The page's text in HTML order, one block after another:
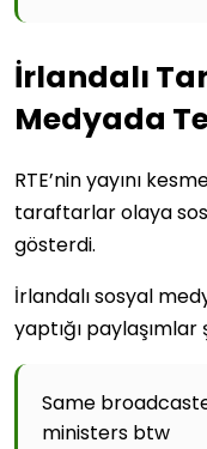
İrlandalı
Medyada
RTE’nin yayını
taraftarlar olaya
gösterdi.
İrlandalı sosyal
yaptığı paylaşımlar
Same
ministers btw